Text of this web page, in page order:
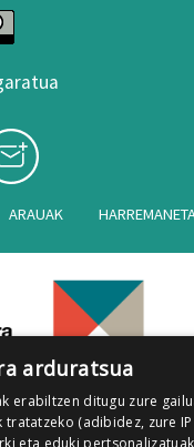
ARAUAK
arduratsua
erabiltzen ditugu zure
(adibidez, zure
eta eduki pertsonalizatuak